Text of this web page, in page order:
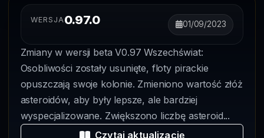
WERSJA0.97.0 01/09/2023
Zmiany w wersji beta V0.97 Wszechświat:
Osobliwości zostały usunięte, floty pirackie
opuszczają swoje kolonie. Zmieniono wartość złóż
asteroidów, aby były lepsze, ale bardziej
wyspecjalizowane. Zwiększono liczbę asteroid...
Czytaj aktualizację